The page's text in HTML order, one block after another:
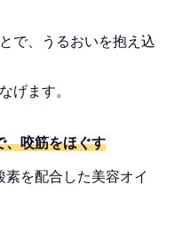
で、うるおいを抱え込
げます。
、咬筋をほぐす
を配合した美容オイ